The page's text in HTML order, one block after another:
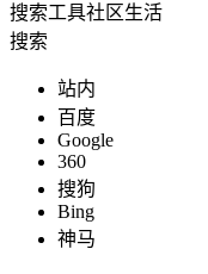
搜索工具社区生活
搜索
站内
百度
Google
360
搜狗
Bing
神马